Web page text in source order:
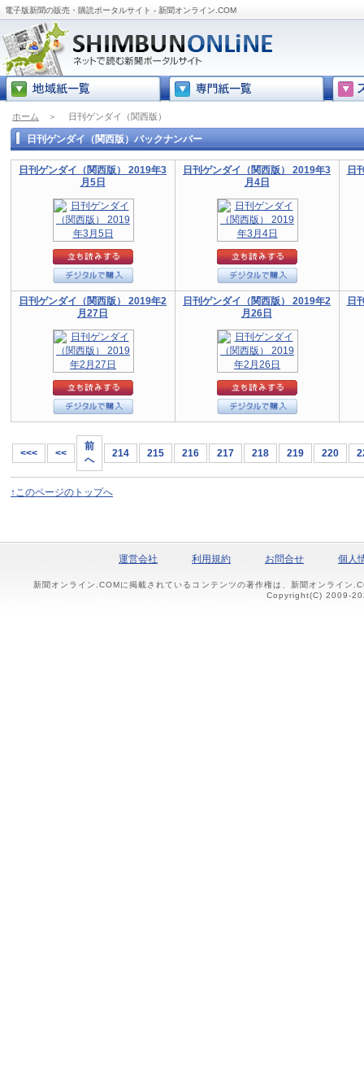
電子版新聞の販売・購読ポータルサイト - 新聞オンライン.COM
ホーム ＞ 日刊ゲンダイ（関西版）
日刊ゲンダイ（関西版）バックナンバー
日刊ゲンダイ（関西版） 2019年3
月5日
日刊ゲンダイ（関西版） 2019年3
月4日
日
日刊ゲンダイ（関西版） 2019年2
月27日
日刊ゲンダイ（関西版） 2019年2
月26日
日
<<< <<
前
へ
214 215 216 217 218 219 220
↑このページのトップへ
運営会社 利用規約 お問合せ 個人
新聞オンライン.COMに掲載されているコンテンツの著作権は、新聞オンライン
Copyright(C) 2009-